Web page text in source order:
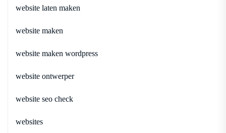
website laten maken
website maken
website maken wordpress
website ontwerper
website seo check
websites